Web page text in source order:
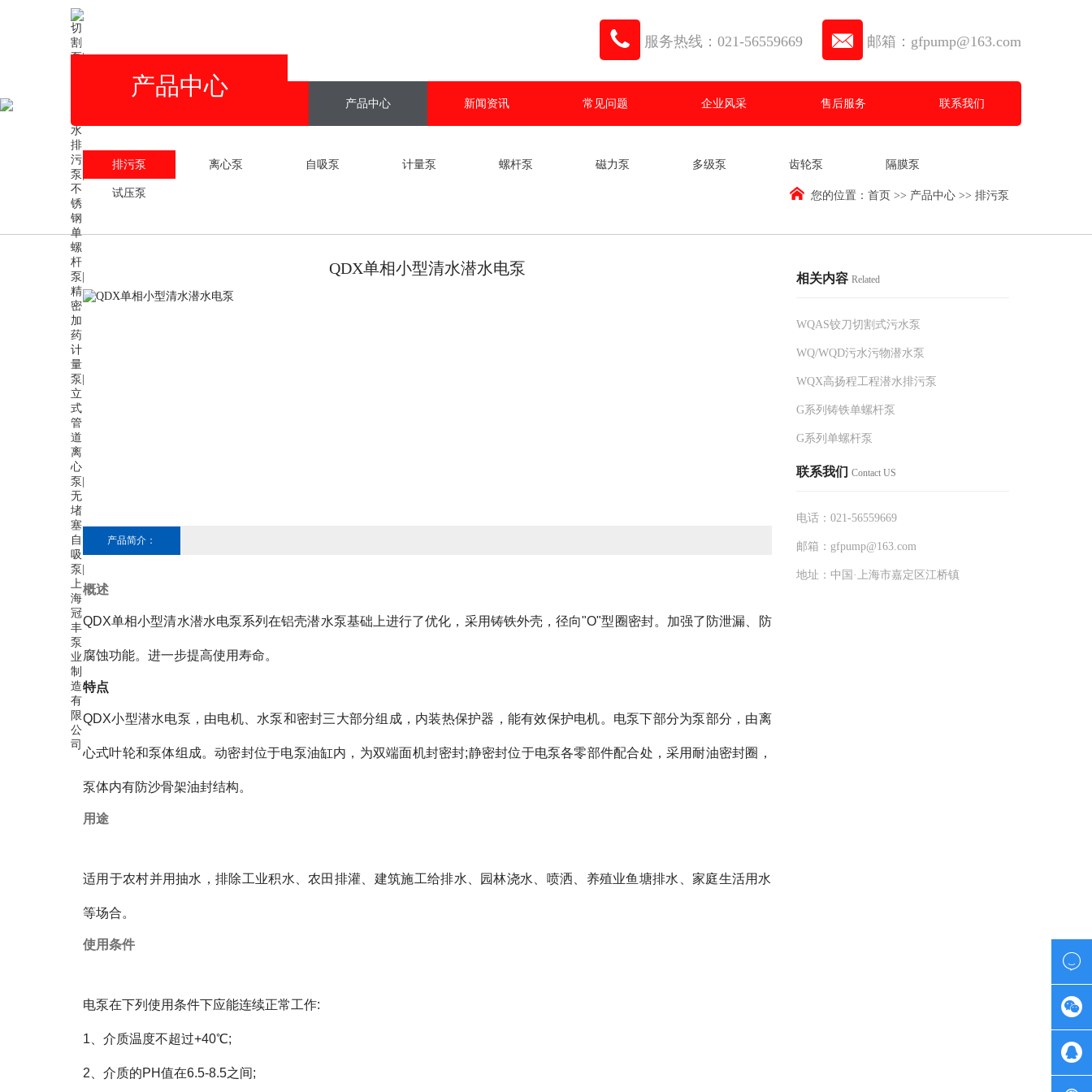
服务热线：021-56559669 邮箱：gfpump@163.com
产品中心 新闻资讯 常见问题 企业风采 售后服务 联系我们
产品中心
排污泵 离心泵 自吸泵 计量泵 螺杆泵 磁力泵 多级泵 齿轮泵 隔膜泵
试压泵 您的位置： 首页 >> 产品中心 >> 排污泵
QDX单相小型清水潜水电泵
产品简介：
概述
QDX单相小型清水潜水电泵系列在铝壳潜水泵基础上进行了优化，采用铸铁外壳，径向"O"型圈密封。加强了防泄漏、防
腐蚀功能。进一步提高使用寿命。
特点
QDX小型潜水电泵，由电机、水泵和密封三大部分组成，内装热保护器，能有效保护电机。电泵下部分为泵部分，由离
心式叶轮和泵体组成。动密封位于电泵油缸内，为双端面机封密封;静密封位于电泵各零部件配合处，采用耐油密封圈，
泵体内有防沙骨架油封结构。
用途
适用于农村并用抽水，排除工业积水、农田排灌、建筑施工给排水、园林浇水、喷洒、养殖业鱼塘排水、家庭生活用水
等场合。
使用条件
电泵在下列使用条件下应能连续正常工作:
1、介质温度不超过+40℃;
2、介质的PH值在6.5-8.5之间;
相关内容 Related
WQAS铰刀切割式污水泵
WQ/WQD污水污物潜水泵
WQX高扬程工程潜水排污泵
G系列铸铁单螺杆泵
G系列单螺杆泵
联系我们 Contact US
电话：021-56559669
邮箱：gfpump@163.com
地址：中国·上海市嘉定区江桥镇


